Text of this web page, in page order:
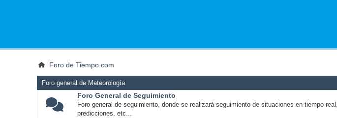
Foro de Tiempo.com
Foro general de Meteorología
Foro General de Seguimiento
Foro general de seguimiento, donde se realizará seguimiento de situaciones en tiempo
predicciones, etc...